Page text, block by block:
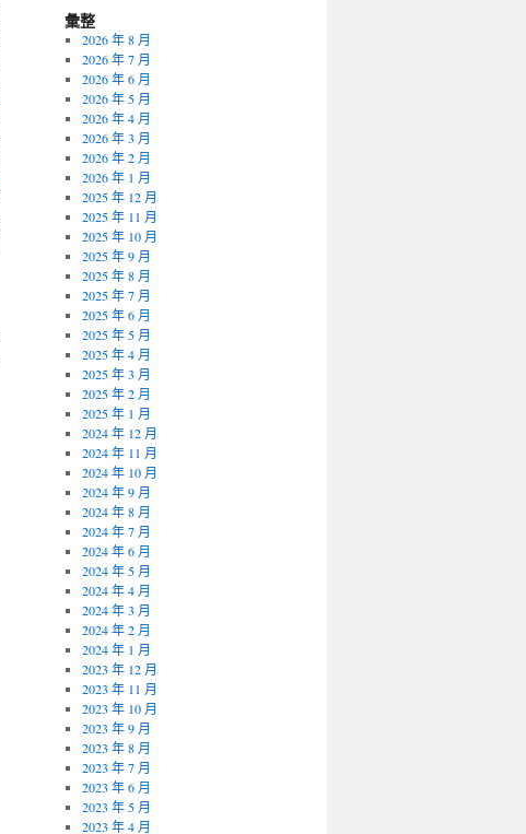
彙整
2026 年 8 月
2026 年 7 月
2026 年 6 月
2026 年 5 月
2026 年 4 月
2026 年 3 月
2026 年 2 月
2026 年 1 月
2025 年 12 月
2025 年 11 月
2025 年 10 月
2025 年 9 月
2025 年 8 月
2025 年 7 月
2025 年 6 月
2025 年 5 月
2025 年 4 月
2025 年 3 月
2025 年 2 月
2025 年 1 月
2024 年 12 月
2024 年 11 月
2024 年 10 月
2024 年 9 月
2024 年 8 月
2024 年 7 月
2024 年 6 月
2024 年 5 月
2024 年 4 月
2024 年 3 月
2024 年 2 月
2024 年 1 月
2023 年 12 月
2023 年 11 月
2023 年 10 月
2023 年 9 月
2023 年 8 月
2023 年 7 月
2023 年 6 月
2023 年 5 月
2023 年 4 月